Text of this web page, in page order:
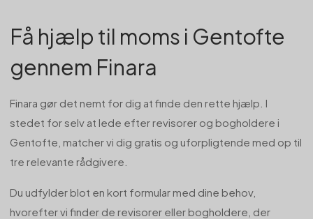
Få hjælp til moms i Gentofte
gennem Finara
Finara gør det nemt for dig at finde den rette hjælp. I
stedet for selv at lede efter revisorer og bogholdere i
Gentofte, matcher vi dig gratis og uforpligtende med op til
tre relevante rådgivere.
Du udfylder blot en kort formular med dine behov,
hvorefter vi finder de revisorer eller bogholdere, der